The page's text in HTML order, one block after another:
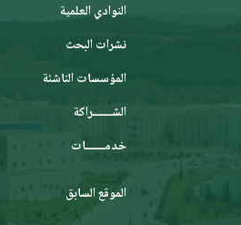
النوادي العلمية
نشرات البحث
المؤسسات الناشئة
الشـــــــراكة
خدمـــــــات
الموقع السابق